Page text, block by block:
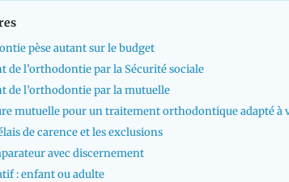
pèse autant sur le budget
de l’orthodontie par la Sécurité sociale
de l’orthodontie par la mutuelle
mutuelle pour un traitement orthodontique adapté à
de carence et les exclusions
avec discernement
: enfant ou adulte